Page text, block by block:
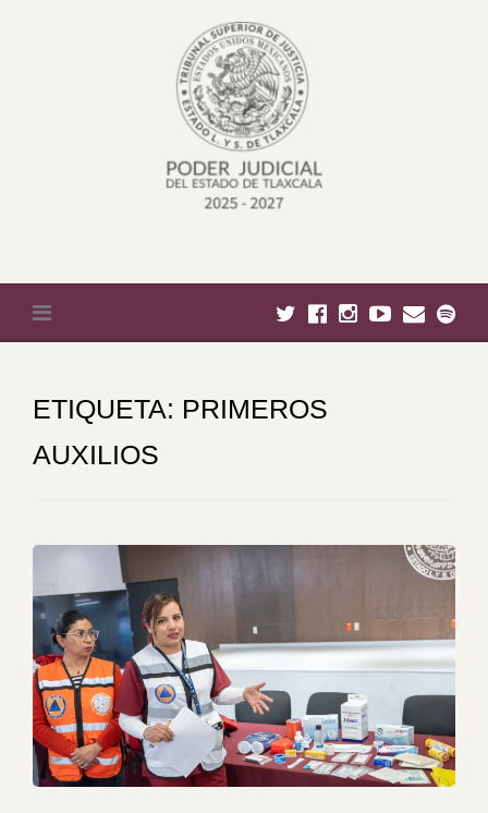
ETIQUETA: PRIMEROS
AUXILIOS